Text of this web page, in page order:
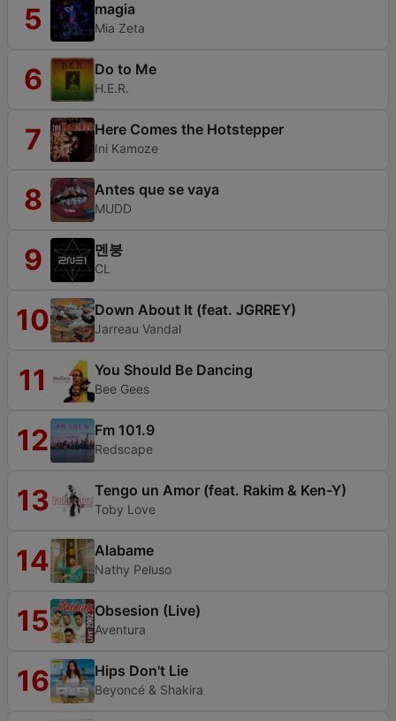
5 magia
Mia Zeta
6 Do to Me
H.E.R.
7 Here Comes the Hotstepper
Ini Kamoze
8 Antes que se vaya
MUDD
9 멘붕
CL
10 Down About It (feat. JGRREY)
Jarreau Vandal
11 You Should Be Dancing
Bee Gees
12 Fm 101.9
Redscape
13 Tengo un Amor (feat. Rakim & Ken-Y)
Toby Love
14 Alabame
Nathy Peluso
15 Obsesion (Live)
Aventura
16 Hips Don't Lie
Beyoncé & Shakira